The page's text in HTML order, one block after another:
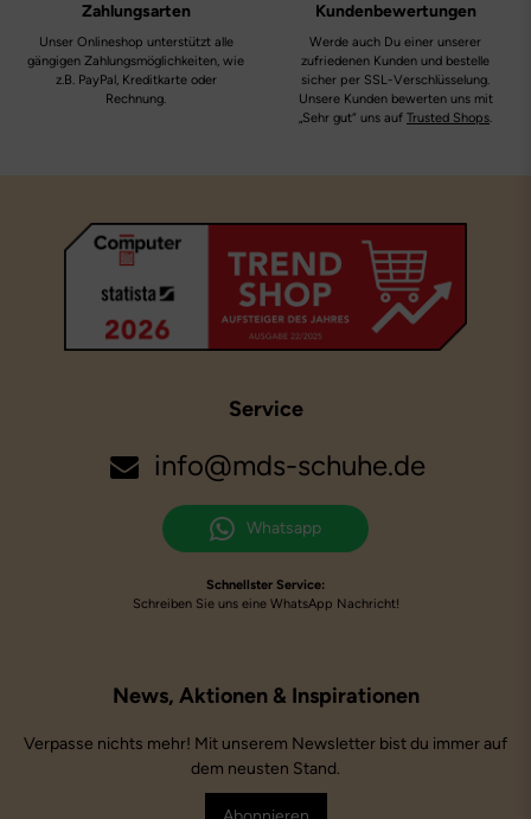
Zahlungsarten
Unser Onlineshop unterstützt alle
gängigen Zahlungsmöglichkeiten, wie
z.B. PayPal, Kreditkarte oder
Rechnung.
Kundenbewertungen
Werde auch Du einer unserer
zufriedenen Kunden und bestelle
sicher per SSL-Verschlüsselung.
Unsere Kunden bewerten uns mit
„Sehr gut“ uns auf Trusted Shops.
Service
info@mds-schuhe.de
Whatsapp
Schnellster Service:
Schreiben Sie uns eine WhatsApp Nachricht!
Verpasse nichts mehr! Mit unserem Newsletter bist du immer auf
dem neusten Stand.